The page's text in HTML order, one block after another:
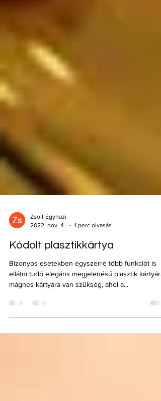
Zsolt Egyhazi
2022. nov. 4.
1 perc olvasás
Kódolt plasztikkártya
Bizonyos esetekben egyszerre több funkciót is
ellátni tudó elegáns megjelenésű plasztik kártyára,